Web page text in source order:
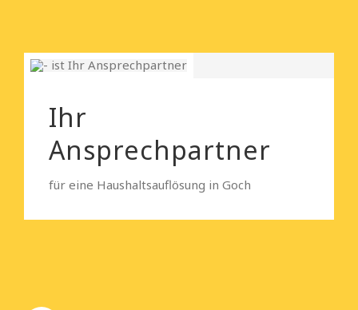
Ihr
Ansprechpartner
für eine Haushaltsauflösung in Goch